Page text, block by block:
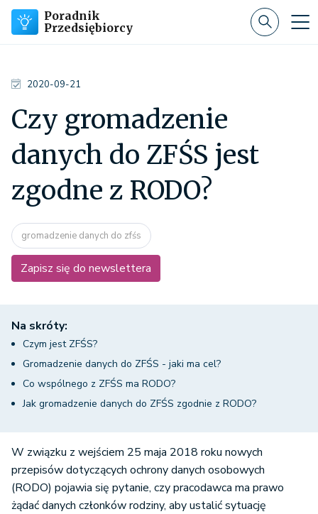
Poradnik
Przedsiębiorcy
2020-09-21
Czy gromadzenie
danych do ZFŚS jest
zgodne z RODO?
gromadzenie danych do zfśs
Zapisz się do newslettera
Na skróty:
Czym jest ZFŚS?
Gromadzenie danych do ZFŚS - jaki ma cel?
Co wspólnego z ZFŚS ma RODO?
Jak gromadzenie danych do ZFŚS zgodnie z RODO?
W związku z wejściem 25 maja 2018 roku nowych
przepisów dotyczących ochrony danych osobowych
(RODO) pojawia się pytanie, czy pracodawca ma prawo
żądać danych członków rodziny, aby ustalić sytuację